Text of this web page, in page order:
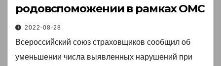
родовспоможении в рамках ОМС
2022-08-28
Всероссийский союз страховщиков сообщил об
уменьшении числа выявленных нарушений при